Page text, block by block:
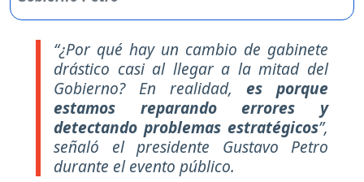
“¿Por qué hay un cambio de gabinete
drástico casi al llegar a la mitad del
Gobierno? En realidad, es porque
estamos reparando errores y
detectando problemas estratégicos”,
señaló el presidente Gustavo Petro
durante el evento público.